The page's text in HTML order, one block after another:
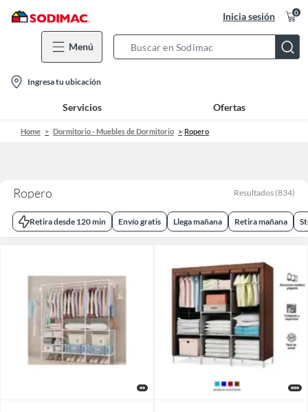
Inicia sesión 0
Menú
Bar
location-
icon
Ingresa tu ubicación
Servicios Ofertas
Home Dormitorio - Muebles de Dormitorio Ropero
Ropero Resultados (834)
Retira desde 120 min Envío gratis Llega mañana Retira mañana